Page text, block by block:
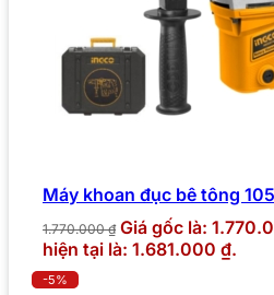
Máy khoan đục bê tông
1.770.000₫ Giá gốc là:
hiện tại là: 1.681.000 ₫.
-5%